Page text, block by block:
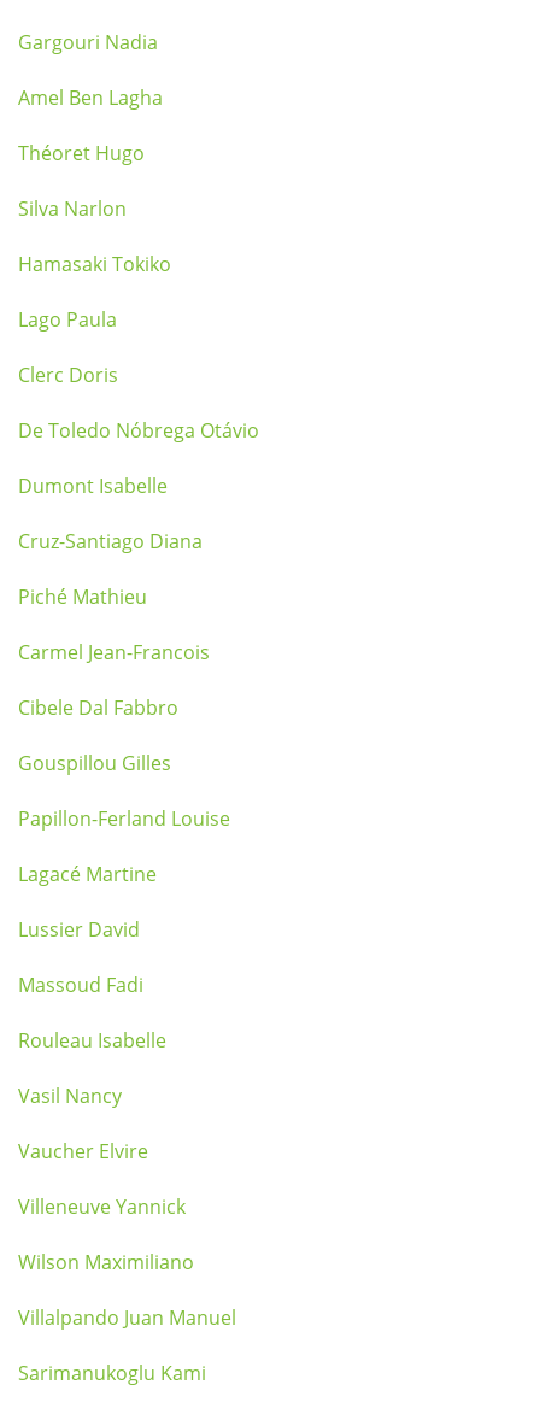
Gargouri Nadia
Amel Ben Lagha
Théoret Hugo
Silva Narlon
Hamasaki Tokiko
Lago Paula
Clerc Doris
De Toledo Nóbrega Otávio
Dumont Isabelle
Cruz-Santiago Diana
Piché Mathieu
Carmel Jean-Francois
Cibele Dal Fabbro
Gouspillou Gilles
Papillon-Ferland Louise
Lagacé Martine
Lussier David
Massoud Fadi
Rouleau Isabelle
Vasil Nancy
Vaucher Elvire
Villeneuve Yannick
Wilson Maximiliano
Villalpando Juan Manuel
Sarimanukoglu Kami